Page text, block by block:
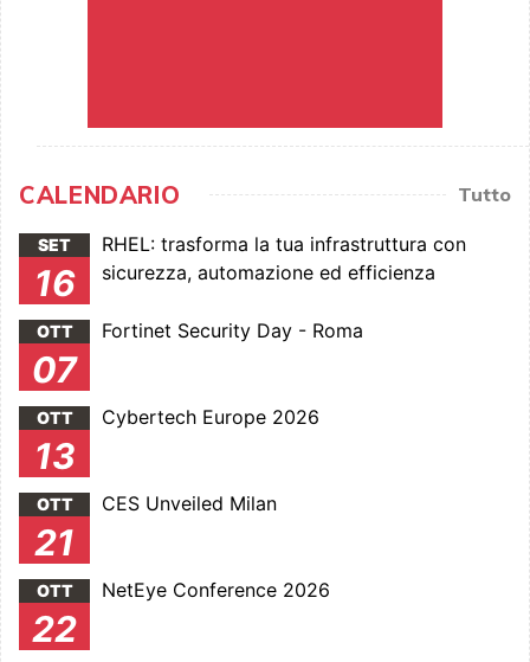
CALENDARIO Tutto
SET
16
RHEL: trasforma la tua infrastruttura con
sicurezza, automazione ed efficienza
OTT
07
Fortinet Security Day - Roma
OTT
13
Cybertech Europe 2026
OTT
21
CES Unveiled Milan
OTT
22
NetEye Conference 2026